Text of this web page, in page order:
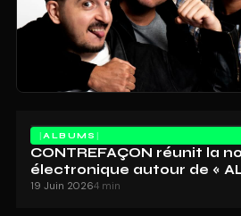
ALBUMS
CONTREFAÇON réunit la
électronique autour de «
19 Juin 20264 min